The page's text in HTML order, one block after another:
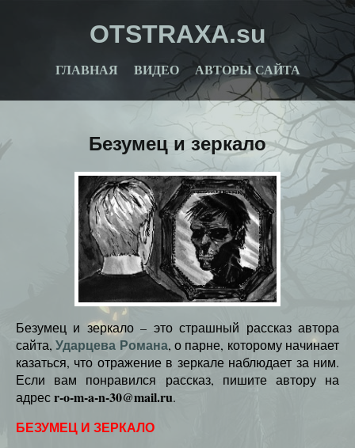
OTSTRAXA.su
ГЛАВНАЯ ВИДЕО АВТОРЫ САЙТА
Безумец и зеркало
Безумец и зеркало – это страшный рассказ автора
сайта,Ударцева Романа, о парне, которому начинает
казаться, что отражение в зеркале наблюдает за ним.
Если вам понравился рассказ, пишите автору на
адресr-o-m-a-n-30@mail.ru.
БЕЗУМЕЦ И ЗЕРКАЛО